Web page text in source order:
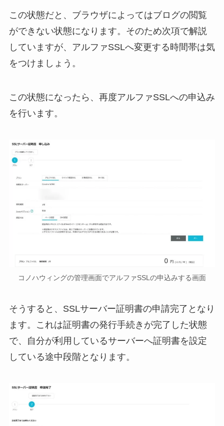
この状態だと、ブラウザによってはブログの閲覧
ができない状態になります。そのため次項で解説
していますが、アルファSSLへ変更する時間帯は気
をつけましょう。
この状態になったら、再度アルファSSLへの申込み
を行います。
コノハウィングの管理画面でアルファSSLの申込みする画面
そうすると、SSLサーバー証明書の申請完了となり
ます。これは証明書の発行手続きが完了した状態
で、自分が利用しているサーバーへ証明書を設定
している途中段階となります。